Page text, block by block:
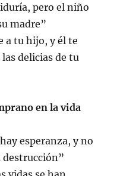
pero el niño
madre”
a tu hijo, y él te
delicias de tu
en la vida
esperanza, y no
destrucción”